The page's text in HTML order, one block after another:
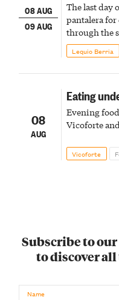
08 AUG
09 AUG
The last day
pantalera
through the
fireworks
Lequio Berria
08
AUG
Eating
Evening
Vicoforte
Vicoforte
Subscribe to
to discover
Name